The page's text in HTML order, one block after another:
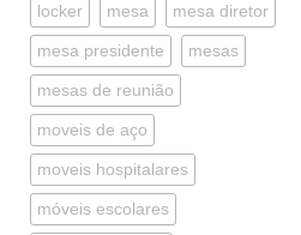
locker mesa mesa diretor
mesa presidente mesas
mesas de reunião
moveis de aço
moveis hospitalares
móveis escolares